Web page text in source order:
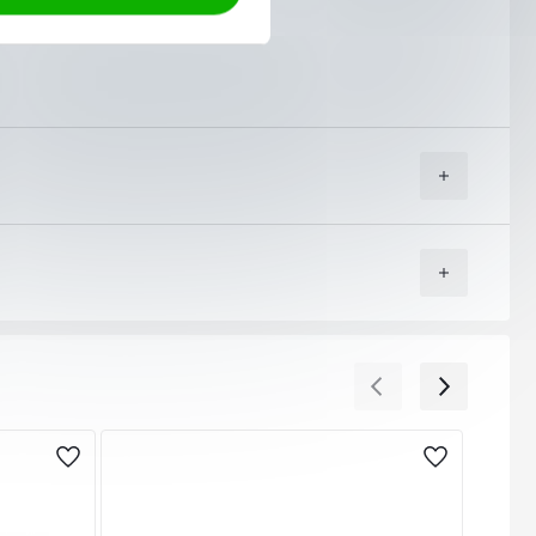
или не го харесате, можете да го откажете веднага